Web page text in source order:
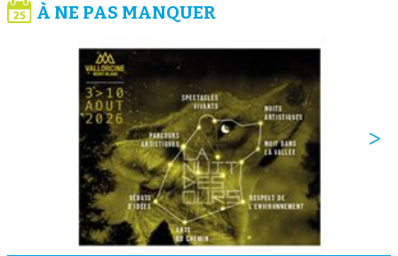
À NE PAS MANQUER